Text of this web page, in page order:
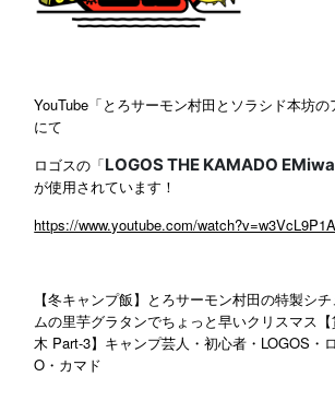
YouTube「とろサーモン村田とソラシド本坊の
にて
ロゴスの「LOGOS THE KAMADO
が使用されています！
https://www.youtube.com/
【冬キャンプ飯】とろサーモン村田の特製シ
ムの里芋グラタンでちょっと早いクリスマス
木 Part-3】キャンプ芸人・初心者・LOGOS・
O・カマド